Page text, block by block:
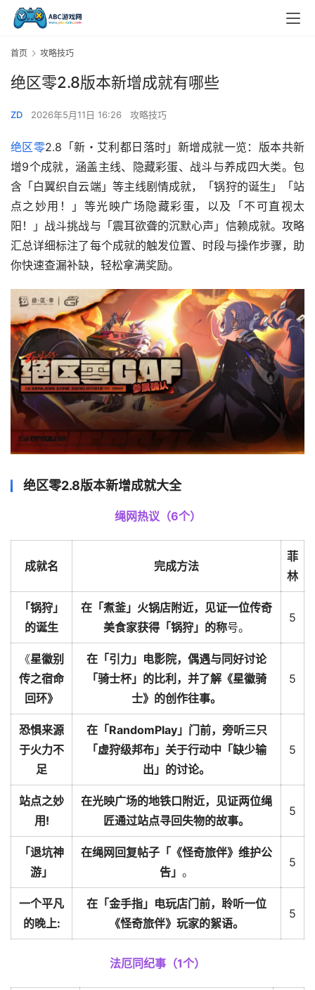
首页 攻略技巧
绝区零2.8版本新增成就有哪些
ZD 2026年5月11日 16:26 攻略技巧
绝区零2.8「新・艾利都日落时」新增成就一览：版本共新
增9个成就，涵盖主线、隐藏彩蛋、战斗与养成四大类。包
含「白翼织自云端」等主线剧情成就，「锅狩的诞生」「站
点之妙用！」等光映广场隐藏彩蛋，以及「不可直视太
阳！」战斗挑战与「震耳欲聋的沉默心声」信赖成就。攻略
汇总详细标注了每个成就的触发位置、时段与操作步骤，助
你快速查漏补缺，轻松拿满奖励。
绝区零2.8版本新增成就大全
绳网热议（6个）
成就名 完成方法
菲
林
「锅狩」
的诞生
在「煮釜」火锅店附近，见证一位传奇
美食家获得「锅狩」的称号。
5
《星徽别
传之宿命
回环》
在「引力」电影院，偶遇与同好讨论
「骑士杯」的比利，并了解《星徽骑
士》的创作往事。
5
恐惧来源
于火力不
足
在「RandomPlay」门前，旁听三只
「虚狩级邦布」关于行动中「缺少输
出」的讨论。
5
站点之妙
用!
在光映广场的地铁口附近，见证两位绳
匠通过站点寻回失物的故事。
5
「退坑神
游」
在绳网回复帖子「《怪奇旅伴》维护公
告」 。
5
一个平凡
的晚上:
在「金手指」电玩店门前，聆听一位
《怪奇旅伴》玩家的絮语。
5
法厄同纪事（1个）